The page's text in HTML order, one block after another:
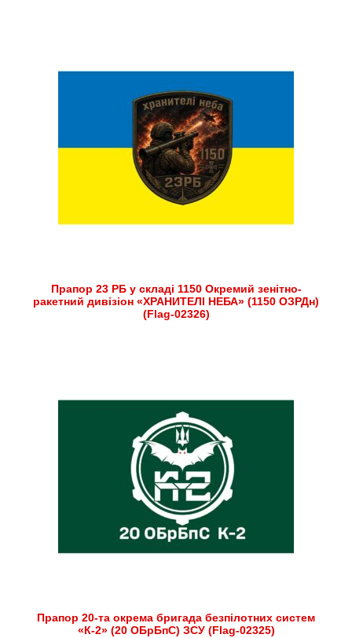
Прапор 23 РБ у складі 1150 Окремий зенітно-
ракетний дивізіон «ХРАНИТЕЛІ НЕБА» (1150 ОЗРДн)
(Flag-02326)
Прапор 20-та окрема бригада безпілотних систем
«К-2» (20 ОБрБпС) ЗСУ (Flag-02325)